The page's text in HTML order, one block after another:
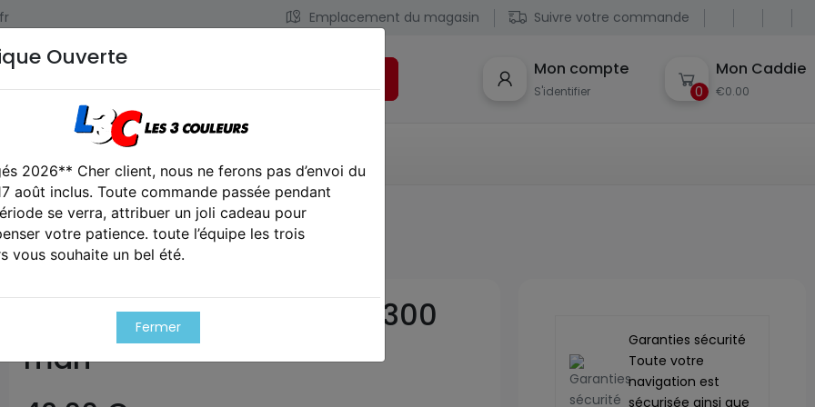
Emplacement du magasin Suivre votre commande
Mon compte
S'identifier 0
Mon Caddie
€0.00
lipo micro 11,1 v/1300 mah
Batterie lipo micro 11,1 v/1300
mah
Garanties sécurité
Toute votre
navigation est
sécurisée ainsi que
Ouverte
2026** Cher client, nous ne ferons pas d’envoi du
août inclus. Toute commande passée pendant
se verra, attribuer un joli cadeau pour
votre patience. toute l’équipe les trois
vous souhaite un bel été.
Fermer